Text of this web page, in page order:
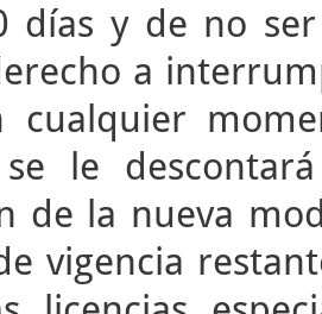
días y de no
a
cualquier
se le
de la nueva
vigencia